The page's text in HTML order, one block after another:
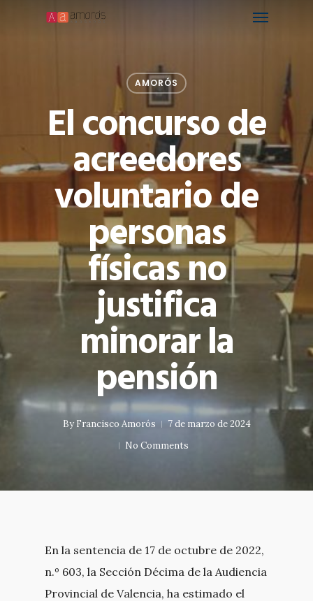
Menu
AMORÓS
El concurso de
acreedores
voluntario de
personas
físicas no
justifica
minorar la
pensión
By Francisco Amorós
7 de marzo de 2024
No Comments
En la sentencia de 17 de octubre de 2022,
n.º 603, la Sección Décima de la Audiencia
Provincial de Valencia, ha estimado el